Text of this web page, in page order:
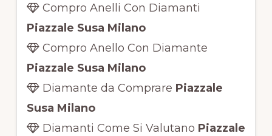
Compro Anelli Con Diamanti
Piazzale Susa Milano
Compro Anello Con Diamante
Piazzale Susa Milano
Diamante da Comprare Piazzale
Susa Milano
Diamanti Come Si Valutano Piazzale